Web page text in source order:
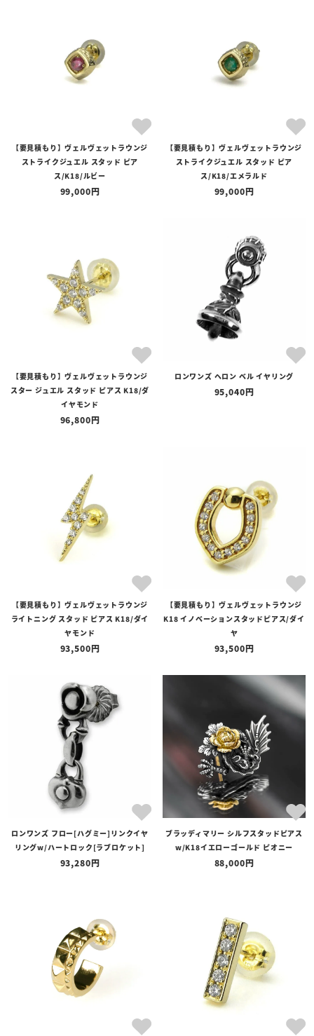
【要見積もり】ヴェルヴェットラウンジ
ストライクジュエル スタッド ピア
ス/K18/ルビー
99,000
【要見積もり】ヴェルヴェットラウンジ
ストライクジュエル スタッド ピア
ス/K18/エメラルド
99,000
【要見積もり】ヴェルヴェットラウンジ
スター ジュエル スタッド ピアス K18/ダ
イヤモンド
96,800
ロンワンズ ヘロン ベル イヤリング
95,040
【要見積もり】ヴェルヴェットラウンジ
ライトニング スタッド ピアス K18/ダイ
ヤモンド
93,500
【要見積もり】ヴェルヴェットラウンジ
K18 イノベーションスタッドピアス/ダイ
ヤ
93,500
ロンワンズ フロー[ハグミー]リンクイヤ
リングw/ハートロック[ラブロケット]
93,280
ブラッディマリー シルフスタッドピアス
w/K18イエローゴールド ピオニー
88,000